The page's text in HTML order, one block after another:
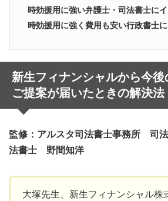
時効援用に強い弁護士・司法書士に
時効援用に強く費用も安い行政書士
新生フィナンシャルから今
ご提案が届いたときの解決法
監修：アルスタ司法書士事務所
法書士 野間知洋
大塚先生、新生フィナンシャル株